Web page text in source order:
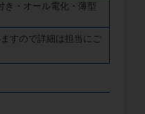
き・オール電化・薄型
すので詳細は担当にご